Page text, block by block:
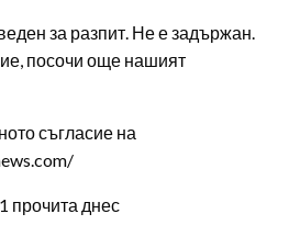
за разпит. Не е задържан.
посочи още нашият
съгласие на
прочита днес